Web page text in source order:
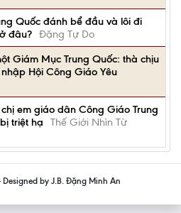
Quốc đánh bể đầu và lôi đi
đâu? Đặng Tự Do
Giám Mục Trung Quốc: thà chịu
Hội Công Giáo Yêu
em giáo dân Công Giáo Trung
triệt hạ
Thế Giới Nhìn Từ
by J.B. Đặng Minh An